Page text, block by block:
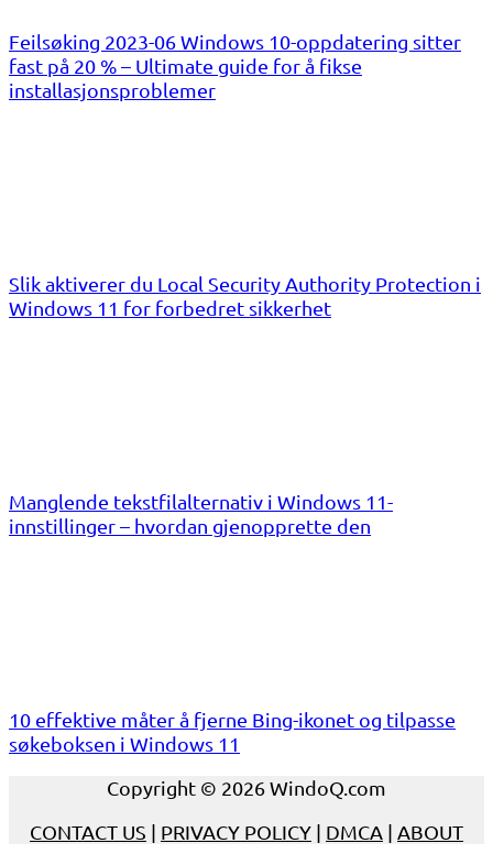
Feilsøking 2023-06 Windows 10-oppdatering sitter
fast på 20 % – Ultimate guide for å fikse
installasjonsproblemer
Slik aktiverer du Local Security Authority Protection i
Windows 11 for forbedret sikkerhet
Manglende tekstfilalternativ i Windows 11-
innstillinger – hvordan gjenopprette den
10 effektive måter å fjerne Bing-ikonet og tilpasse
søkeboksen i Windows 11
Copyright © 2026 WindoQ.com
CONTACT US | PRIVACY POLICY | DMCA | ABOUT